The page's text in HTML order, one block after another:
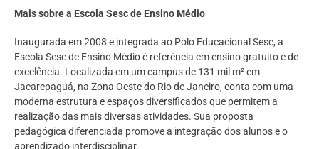
Mais sobre a Escola Sesc de Ensino Médio
Inaugurada em 2008 e integrada ao Polo Educacional Sesc, a
Escola Sesc de Ensino Médio é referência em ensino gratuito e de
excelência. Localizada em um campus de 131 mil m² em
Jacarepaguá, na Zona Oeste do Rio de Janeiro, conta com uma
moderna estrutura e espaços diversificados que permitem a
realização das mais diversas atividades. Sua proposta
pedagógica diferenciada promove a integração dos alunos e o
aprendizado interdisciplinar.